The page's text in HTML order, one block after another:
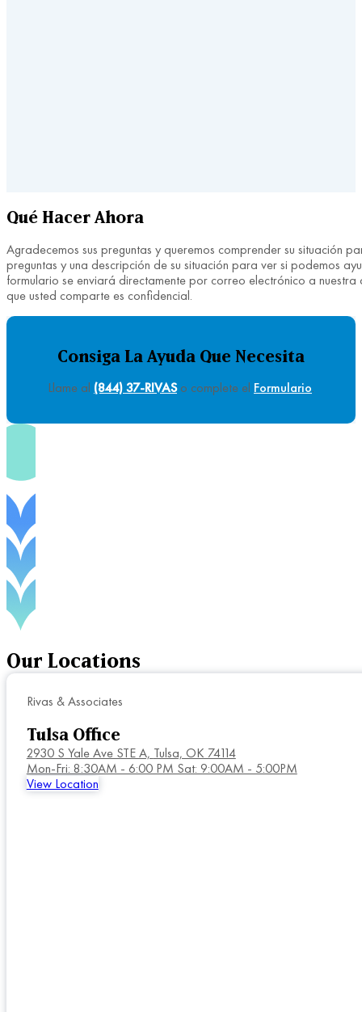
Qué Hacer Ahora
Agradecemos sus preguntas y queremos comprender su situación
preguntas y una descripción de su situación para ver si podemos
formulario se enviará directamente por correo electrónico a
que usted comparte es confidencial.
Consiga La Ayuda Que Necesita
Llame al (844) 37-RIVASo complete el Formulario.
Our Locations
Rivas & Associates
Tulsa Office
2930 S Yale Ave STE A, Tulsa, OK 74114
Mon-Fri: 8:30AM - 6:00 PM Sat: 9:00AM - 5:00PM
View Location